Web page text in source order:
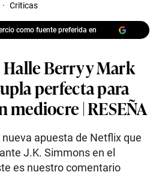
· Criticas
como fuente preferida en
Berry y Mark
perfecta para
mediocre | RESEÑA
apuesta de Netflix que
J.K. Simmons en el
es nuestro comentario